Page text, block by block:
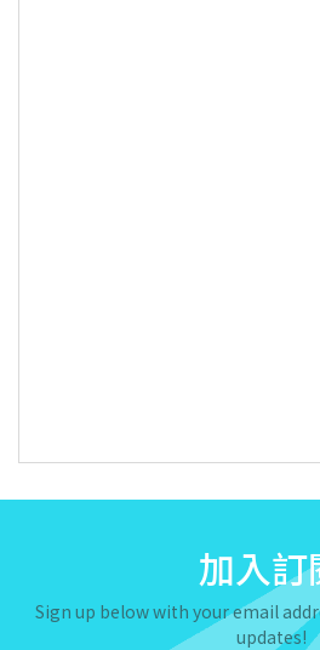
加入訂
Sign up below with your email
updates!